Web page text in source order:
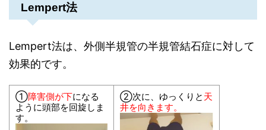
Lempert法
Lempert法は、外側半規管の半規管結石症に対して
効果的です。
①障害側が下になる
ように頭部を回旋しま
す。
②次に、ゆっくりと 天
井を向きます。